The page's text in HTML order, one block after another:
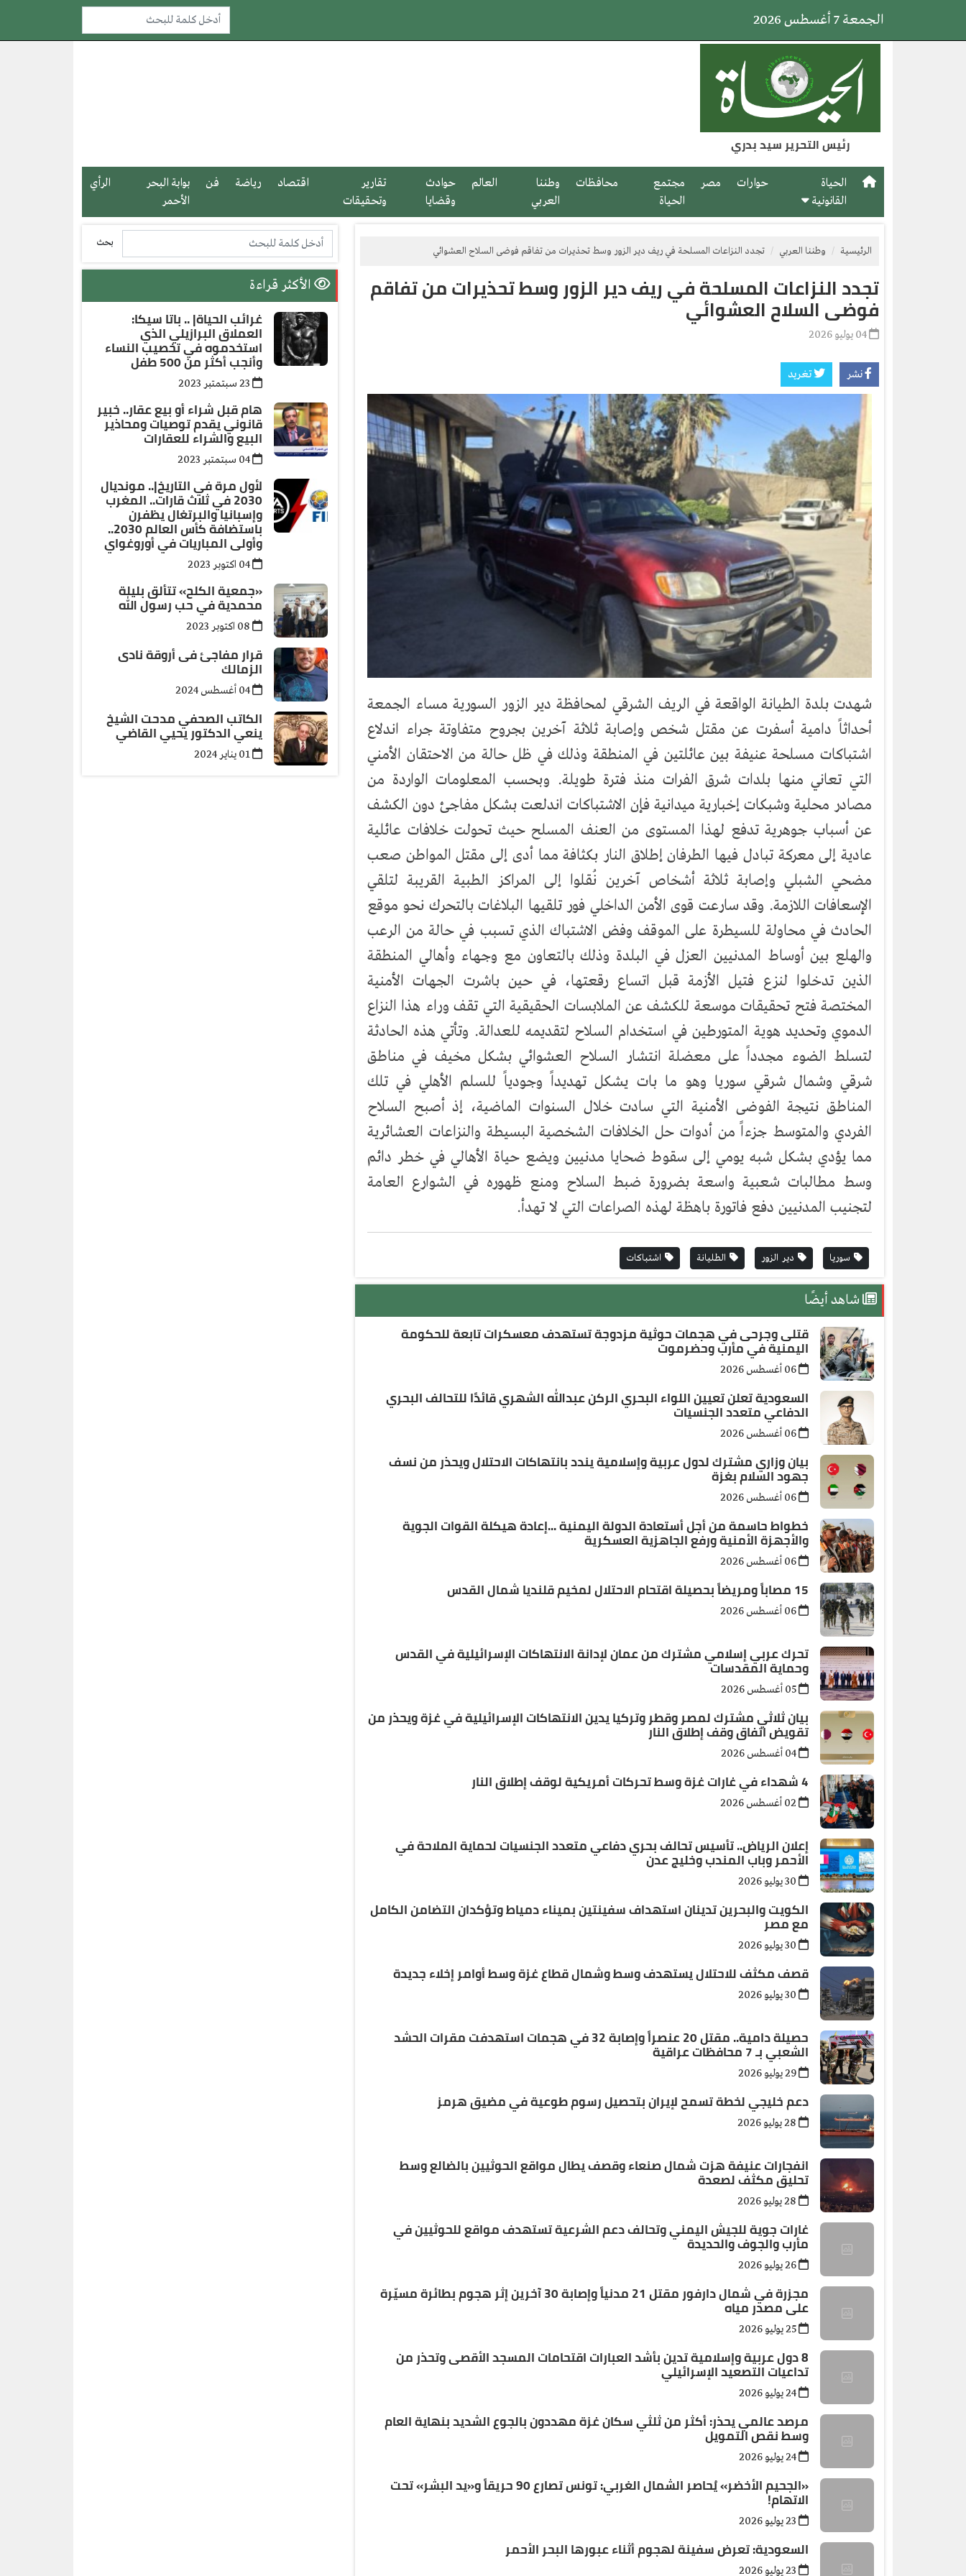
الجمعة 7 أغسطس 2026
رئيس التحرير سيد بدري
الحياة
القانونية
حوارات مصر
مجتمع
الحياة
محافظات
وطننا
العربي
العالم
حوادث
وقضايا
تقارير
وتحقيقات
اقتصاد رياضة فن
بوابة البحر
الأحمر
الرأي
الرئيسية وطننا العربي تجدد النزاعات المسلحة في ريف دير الزور وسط تحذيرات من تفاقم فوضى السلاح العشوائي
تجدد النزاعات المسلحة في ريف دير الزور وسط تحذيرات من تفاقم
فوضى السلاح العشوائي
نشر
تغريد
شهدت بلدة الطيانة الواقعة في الريف الشرقي لمحافظة دير الزور السورية مساء الجمعة
أحداثاً دامية أسفرت عن مقتل شخص وإصابة ثلاثة آخرين بجروح متفاوتة جراء اندلاع
اشتباكات مسلحة عنيفة بين عائلتين في المنطقة وذلك في ظل حالة من الاحتقان الأمني
التي تعاني منها بلدات شرق الفرات منذ فترة طويلة. وبحسب المعلومات الواردة من
مصادر محلية وشبكات إخبارية ميدانية فإن الاشتباكات اندلعت بشكل مفاجئ دون الكشف
عن أسباب جوهرية تدفع لهذا المستوى من العنف المسلح حيث تحولت خلافات عائلية
عادية إلى معركة تبادل فيها الطرفان إطلاق النار بكثافة مما أدى إلى مقتل المواطن صعب
مضحي الشبلي وإصابة ثلاثة أشخاص آخرين نُقلوا إلى المراكز الطبية القريبة لتلقي
الإسعافات اللازمة. وقد سارعت قوى الأمن الداخلي فور تلقيها البلاغات بالتحرك نحو موقع
الحادث في محاولة للسيطرة على الموقف وفض الاشتباك الذي تسبب في حالة من الرعب
والهلع بين أوساط المدنيين العزل في البلدة وذلك بالتعاون مع وجهاء وأهالي المنطقة
الذين تدخلوا لنزع فتيل الأزمة قبل اتساع رقعتها، في حين باشرت الجهات الأمنية
المختصة فتح تحقيقات موسعة للكشف عن الملابسات الحقيقية التي تقف وراء هذا النزاع
الدموي وتحديد هوية المتورطين في استخدام السلاح لتقديمه للعدالة. وتأتي هذه الحادثة
لتسلط الضوء مجدداً على معضلة انتشار السلاح العشوائي بشكل مخيف في مناطق
شرقي وشمال شرقي سوريا وهو ما بات يشكل تهديداً وجودياً للسلم الأهلي في تلك
المناطق نتيجة الفوضى الأمنية التي سادت خلال السنوات الماضية، إذ أصبح السلاح
الفردي والمتوسط جزءاً من أدوات حل الخلافات الشخصية البسيطة والنزاعات العشائرية
مما يؤدي بشكل شبه يومي إلى سقوط ضحايا مدنيين ويضع حياة الأهالي في خطر دائم
وسط مطالبات شعبية واسعة بضرورة ضبط السلاح ومنع ظهوره في الشوارع العامة
لتجنيب المدنيين دفع فاتورة باهظة لهذه الصراعات التي لا تهدأ.
سوريا دير الزور الطليانة اشتباكات
شاهد أيضًا
قتلى وجرحى في هجمات حوثية مزدوجة تستهدف معسكرات تابعة للحكومة
اليمنية في مأرب وحضرموت
السعودية تعلن تعيين اللواء البحري الركن عبدالله الشهري قائدًا للتحالف البحري
الدفاعي متعدد الجنسيات
بيان وزاري مشترك لدول عربية وإسلامية يندد بانتهاكات الاحتلال ويحذر من نسف
جهود السلام بغزة
خطواط حاسمة من أجل أستعادة الدولة اليمنية ...إعادة هيكلة القوات الجوية
والأجهزة الأمنية ورفع الجاهزية العسكرية
15 مصاباً ومريضاً بحصيلة اقتحام الاحتلال لمخيم قلنديا شمال القدس
تحرك عربي إسلامي مشترك من عمان لإدانة الانتهاكات الإسرائيلية في القدس
وحماية المقدسات
بيان ثلاثي مشترك لمصر وقطر وتركيا يدين الانتهاكات الإسرائيلية في غزة ويحذر من
تقويض اتفاق وقف إطلاق النار
4 شهداء في غارات غزة وسط تحركات أمريكية لوقف إطلاق النار
إعلان الرياض.. تأسيس تحالف بحري دفاعي متعدد الجنسيات لحماية الملاحة في
الأحمر وباب المندب وخليج عدن
الكويت والبحرين تدينان استهداف سفينتين بميناء دمياط وتؤكدان التضامن الكامل
مع مصر
قصف مكثف للاحتلال يستهدف وسط وشمال قطاع غزة وسط أوامر إخلاء جديدة
حصيلة دامية.. مقتل 20 عنصراً وإصابة 32 في هجمات استهدفت مقرات الحشد
الشعبي بـ 7 محافظات عراقية
دعم خليجي لخطة تسمح لإيران بتحصيل رسوم طوعية في مضيق هرمز
انفجارات عنيفة هزت شمال صنعاء وقصف يطال مواقع الحوثيين بالضالع وسط
تحليق مكثف لصعدة
غارات جوية للجيش اليمني وتحالف دعم الشرعية تستهدف مواقع للحوثيين في
مأرب والجوف والحديدة
مجزرة في شمال دارفور مقتل 21 مدنياً وإصابة 30 آخرين إثر هجوم بطائرة مسيّرة
على مصدر مياه
8 دول عربية وإسلامية تدين بأشد العبارات اقتحامات المسجد الأقصى وتحذر من
تداعيات التصعيد الإسرائيلي
مرصد عالمي يحذر: أكثر من ثلثي سكان غزة مهددون بالجوع الشديد بنهاية العام
وسط نقص التمويل
«الجحيم الأخضر» يُحاصر الشمال الغربي: تونس تصارع 90 حريقاً و«يد البشر» تحت
الاتهام!
السعودية: تعرض سفينة لهجوم أثناء عبورها البحر الأحمر
بحث
الأكثر قراءة
غرائب الحياة| .. باتا سيكا:
العملاق البرازيلي الذي
استخدموه في تخصيب النساء
وأنجب أكثر من 500 طفل
هام قبل شراء أو بيع عقار.. خبير
قانوني يقدم توصيات ومحاذير
البيع والشراء للعقارات
لأول مرة في التاريخ|.. مونديال
2030 في ثلاث قارات.. المغرب
وإسبانيا والبرتغال يظفرن
باستضافة كأس العالم 2030..
وأولى المباريات في أوروغواي
«جمعية الكلح» تتألق بليلة
محمدية في حب رسول الله
قرار مفاجئ فى أروقة نادى
الزمالك
الكاتب الصحفي مدحت الشيخ
ينعي الدكتور يحيي القاضي